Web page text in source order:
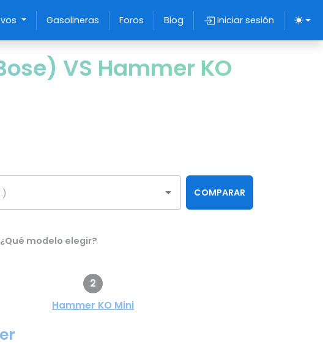
Gasolineras Foros Blog Iniciar sesión
VS Hammer KO
COMPARAR
modelo elegir?
2
Hammer KO Mini